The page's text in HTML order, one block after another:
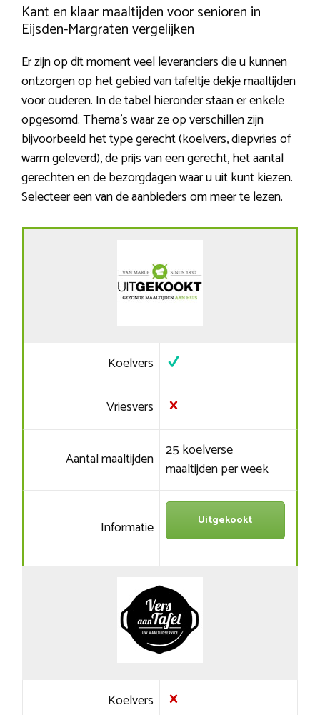
Kant en klaar maaltijden voor senioren in
Eijsden-Margraten vergelijken
Er zijn op dit moment veel leveranciers die u kunnen
ontzorgen op het gebied van tafeltje dekje maaltijden
voor ouderen. In de tabel hieronder staan er enkele
opgesomd. Thema’s waar ze op verschillen zijn
bijvoorbeeld het type gerecht (koelvers, diepvries of
warm geleverd), de prijs van een gerecht, het aantal
gerechten en de bezorgdagen waar u uit kunt kiezen.
Selecteer een van de aanbieders om meer te lezen.
Koelvers
Vriesvers
Aantal maaltijden 25 koelverse
maaltijden per week
Informatie Uitgekookt
Koelvers